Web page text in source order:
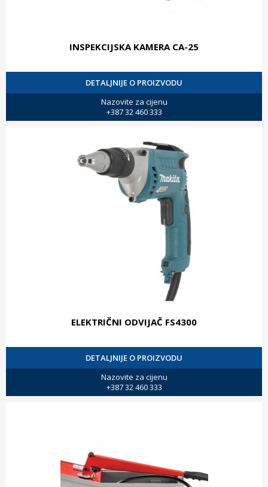
INSPEKCIJSKA KAMERA CA-25
DETALJNIJE O PROIZVODU
Nazovite za cijenu
+387 32 460 333
ELEKTRIČNI ODVIJAČ FS4300
DETALJNIJE O PROIZVODU
Nazovite za cijenu
+387 32 460 333